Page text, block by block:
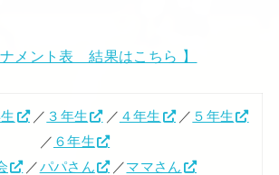
ナメント表 結果はこちら 】
／ ３年生 ／ ４年生 ／ ５年生
／ ６年生
／パパさん ／ママさん